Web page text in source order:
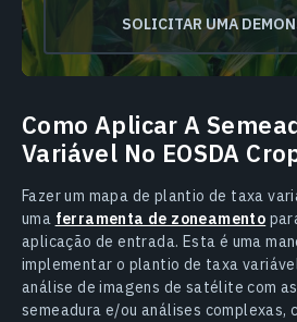
SOLICITAR UMA
Como Aplicar A
Variável No EOSDA
Fazer um mapa de plantio de taxa
uma ferramenta de zoneamento
aplicação de entrada. Esta é uma
implementar o plantio de taxa
análise de imagens de satélite com
semeadura e/ou análises complexas,